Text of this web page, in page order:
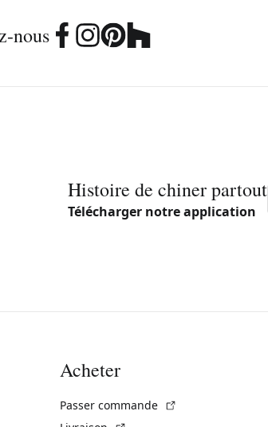
nous
Histoire de chiner partout
Télécharger notre application
Acheter
Passer commande